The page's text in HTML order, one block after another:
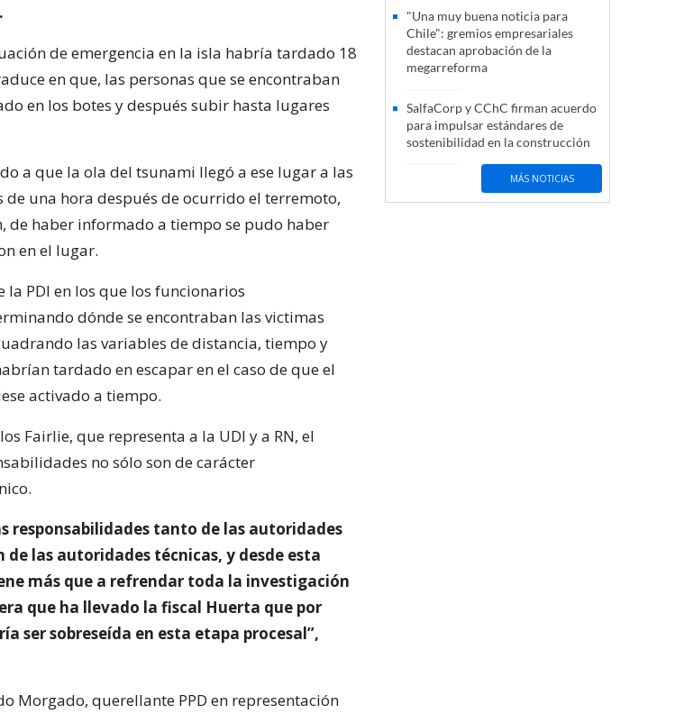
de emergencia en la isla habría tardado 18
en que, las personas que se encontraban
en los botes y después subir hasta lugares
a que la ola del tsunami llegó a ese lugar a las
una hora después de ocurrido el terremoto,
de haber informado a tiempo se pudo haber
en el lugar.
la PDI en los que los funcionarios
dónde se encontraban las victimas
las variables de distancia, tiempo y
tardado en escapar en el caso de que el
activado a tiempo.
Fairlie, que representa a la UDI y a RN, el
no sólo son de carácter
responsabilidades tanto de las autoridades
las autoridades técnicas, y desde esta
más que a refrendar toda la investigación
que ha llevado la fiscal Huerta que por
ser sobreseída en esta etapa procesal”,
Morgado, querellante PPD en representación
"Una muy buena noticia para
Chile": gremios empresariales
destacan aprobación de la
megarreforma
SalfaCorp y CChC firman acuerdo
para impulsar estándares de
sostenibilidad en la construcción
MÁS NOTICIAS